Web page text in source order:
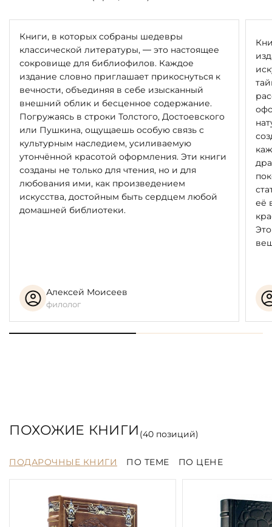
Книги, в которых собраны шедевры
классической литературы, — это настоящее
сокровище для библиофилов. Каждое
издание словно приглашает прикоснуться к
вечности, объединяя в себе изысканный
внешний облик и бесценное содержание.
Погружаясь в строки Толстого, Достоевского
или Пушкина, ощущаешь особую связь с
культурным наследием, усиливаемую
утончённой красотой оформления. Эти книги
созданы не только для чтения, но и для
любования ими, как произведением
искусства, достойным быть сердцем любой
домашней библиотеки.
Алексей Моисеев
филолог
её
ПОХОЖИЕ КНИГИ (40позиций)
ПОДАРОЧНЫЕ КНИГИ ПО ТЕМЕ ПО ЦЕНЕ